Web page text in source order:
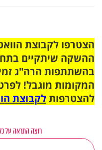
ההשקה שיתקיים
בהשתתפות הרה"ג
המקומות מוגבל!
להצטרפותלקבוצת
רוצה התראה על